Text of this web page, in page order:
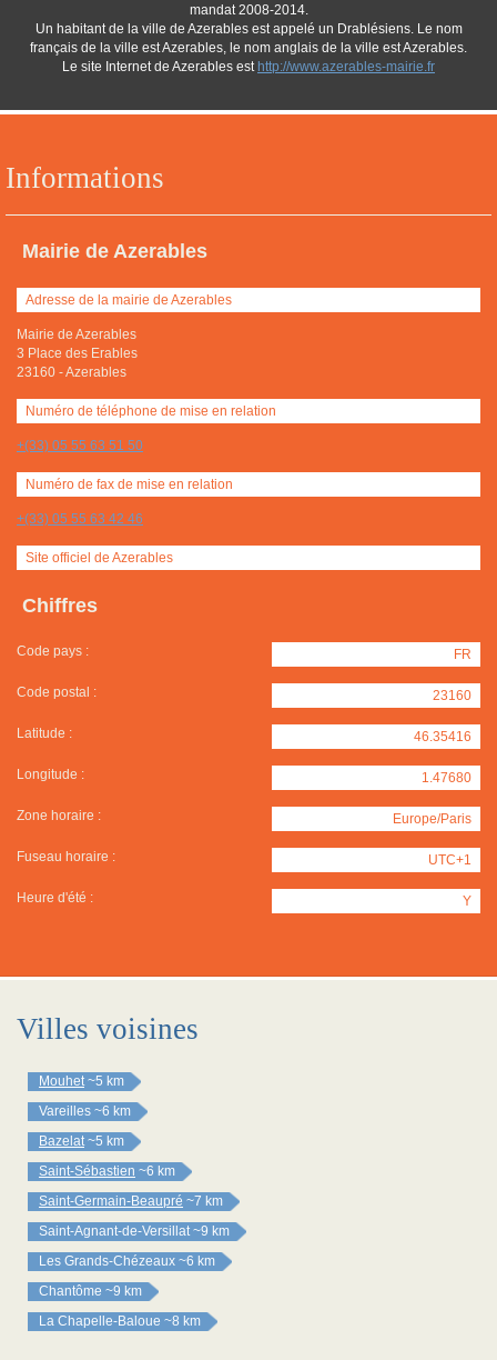
Informations
Mairie de Azerables
Adresse de la mairie de Azerables
Mairie de Azerables
3 Place des Erables
23160 -Azerables
Numéro de téléphone de mise en relation
+(33) 05 55 63 51 50
Numéro de fax de mise en relation
+(33) 05 55 63 42 46
Site officiel de Azerables
Chiffres
Code pays : FR
Code postal : 23160
Latitude : 46.35416
Longitude : 1.47680
Zone horaire : Europe/Paris
Fuseau horaire : UTC+1
Heure d'été : Y
mandat 2008-2014.
Un habitant de la ville de Azerables est appelé un Drablésiens. Le nom
français de la ville est Azerables, le nom anglais de la ville est Azerables.
Le site Internet de Azerables est http://www.azerables-mairie.fr
Villes voisines
Mouhet ~5 km
Vareilles ~6 km
Bazelat ~5 km
Saint-Sébastien ~6 km
Saint-Germain-Beaupré ~7 km
Saint-Agnant-de-Versillat ~9 km
Les Grands-Chézeaux ~6 km
Chantôme ~9 km
La Chapelle-Baloue ~8 km